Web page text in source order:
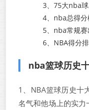
3、 75大nba
4、 nba总得分
5、 nba常规赛
6、 NBA得分
nba篮球历史
1、NBA篮球历史十
名气和他场上的实